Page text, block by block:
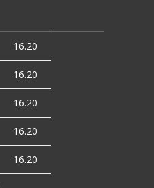
16.20
16.20
16.20
16.20
16.20